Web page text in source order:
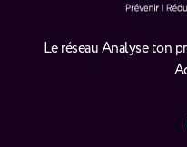
Le réseau Analyse ton